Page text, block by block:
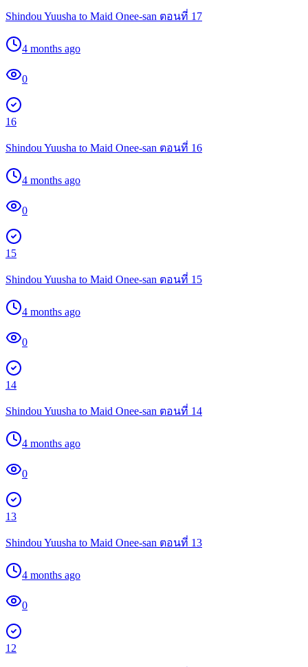
Shindou Yuusha to Maid Onee-san ตอนที่ 17
4 months ago
0
16
Shindou Yuusha to Maid Onee-san ตอนที่ 16
4 months ago
0
15
Shindou Yuusha to Maid Onee-san ตอนที่ 15
4 months ago
0
14
Shindou Yuusha to Maid Onee-san ตอนที่ 14
4 months ago
0
13
Shindou Yuusha to Maid Onee-san ตอนที่ 13
4 months ago
0
12